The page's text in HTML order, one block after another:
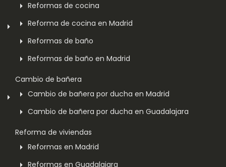
Reformas de cocina
Reforma de cocina en Madrid
Reformas de baño
Reformas de baño en Madrid
Cambio de bañera
Cambio de bañera por ducha en Madrid
Cambio de bañera por ducha en Guadalajara
Reforma de viviendas
Reformas en Madrid
Reformas en Guadalajara